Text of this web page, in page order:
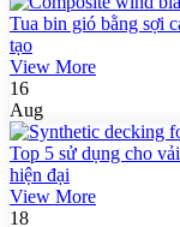
Tua bin gió bằng sợi
tạo
View More
16
Aug
Top 5 sử dụng cho
hiện đại
View More
18